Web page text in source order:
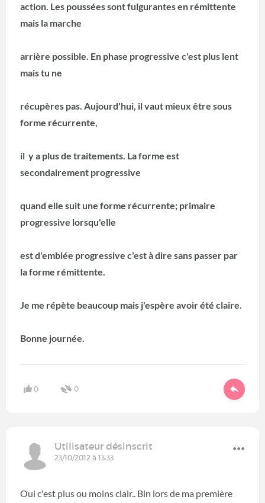
action. Les poussées sont fulgurantes en rémittente
mais la marche
arrière possible. En phase progressive c'est plus lent
mais tu ne
récupères pas. Aujourd'hui, il vaut mieux être sous
forme récurrente,
il y a plus de traitements. La forme est
secondairement progressive
quand elle suit une forme récurrente; primaire
progressive lorsqu'elle
est d'emblée progressive c'est à dire sans passer par
la forme rémittente.
Je me répète beaucoup mais j'espère avoir été claire.
Bonne journée.
0 0
Utilisateur désinscrit
23/10/2012 à 13:33
Oui c'est plus ou moins clair.. Bin lors de ma première